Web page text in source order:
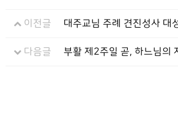
이전글
대주교님 주례 견진성사
다음글
부활 제2주일 곧, 하느님의